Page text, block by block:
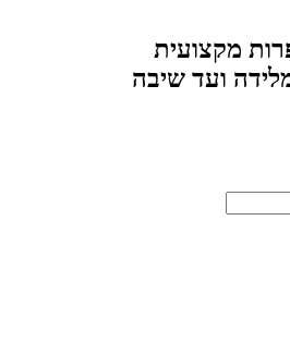
מקצועית
ועד שיבה